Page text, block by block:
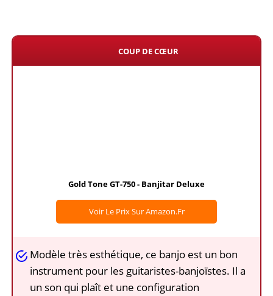
COUP DE CŒUR
Gold Tone GT-750 - Banjitar Deluxe
Voir Le Prix Sur Amazon.fr
Modèle très esthétique, ce banjo est un bon
instrument pour les guitaristes-banjoïstes. Il a
un son qui plaît et une configuration